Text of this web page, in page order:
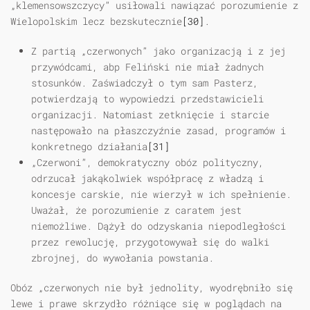
„klemensowszczycy” usiłowali nawiązać porozumienie z
Wielopolskim lecz bezskutecznie[30] .
Z partią „czerwonych” jako organizacją i z jej
przywódcami, abp Feliński nie miał żadnych
stosunków. Zaświadczył o tym sam Pasterz,
potwierdzają to wypowiedzi przedstawicieli
organizacji. Natomiast zetknięcie i starcie
następowało na płaszczyźnie zasad, programów i
konkretnego działania[31]
„Czerwoni”, demokratyczny obóz polityczny,
odrzucał jakąkolwiek współpracę z władzą i
koncesje carskie, nie wierzył w ich spełnienie.
Uważał, że porozumienie z caratem jest
niemożliwe. Dążył do odzyskania niepodległości
przez rewolucję, przygotowywał się do walki
zbrojnej, do wywołania powstania.
Obóz „czerwonych nie był jednolity, wyodrębniło się
lewe i prawe skrzydło różniące się w poglądach na